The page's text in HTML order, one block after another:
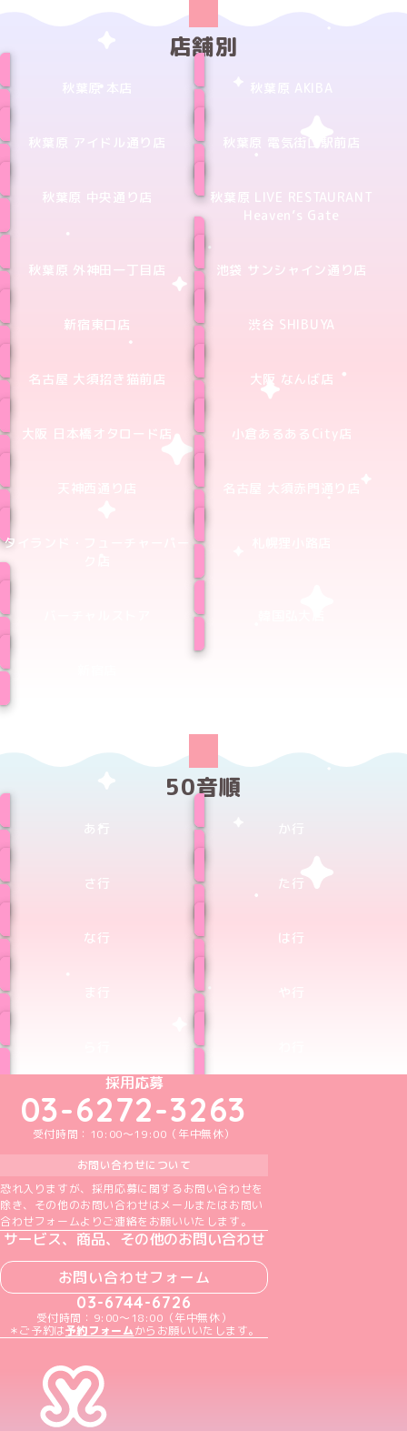
店舗別
秋葉原 アイドル通り店 秋葉原 電気街口駅前店
秋葉原 中央通り店
秋葉原 LIVE RESTAURANT
Heaven’s Gate
秋葉原 外神田一丁目店 池袋 サンシャイン通り店
新宿東口店 渋谷 SHIBUYA
名古屋 大須招き猫前店 大阪 なんば店
大阪 日本橋オタロード店 小倉あるあるCity店
タイランド・フューチャーパー
50音順
さ行 た行
な行 は行
めいどりーみんTikTok公式アカウント
めいどりーみんX公式アカウント
めいどりーみんInstagram公式アカウント
めいどりーみんFacebook公式アカウン
めいどりーみんYouTube公式アカ
採用応募
03-6272-3263
受付時間：10:00～19:00（年中無休）
お問い合わせについて
恐れ入りますが、採用応募に関するお問い合わせを
除き、その他のお問い合わせはメールまたはお問い
合わせフォームよりご連絡をお願いいたします。
サービス、商品、その他のお問い合わせ
お問い合わせフォーム
03-6744-6726
受付時間：9:00～18:00（年中無休）
＊ご予約は予約フォームからお願いいたします。